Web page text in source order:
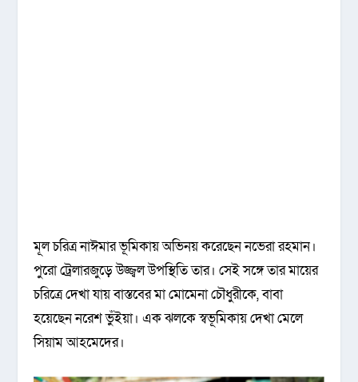
মূল চরিত্র নাঈমার ভূমিকায় অভিনয় করেছেন নভেরা রহমান।
পুরো ট্রেলারজুড়ে উজ্জ্বল উপস্থিতি তার। সেই সঙ্গে তার মায়ের
চরিত্রে দেখা যায় বাস্তবের মা মোমেনা চৌধুরীকে, বাবা
হয়েছেন নরেশ ভুঁইয়া। এক ঝলকে স্বভূমিকায় দেখা মেলে
সিয়াম আহমেদের।